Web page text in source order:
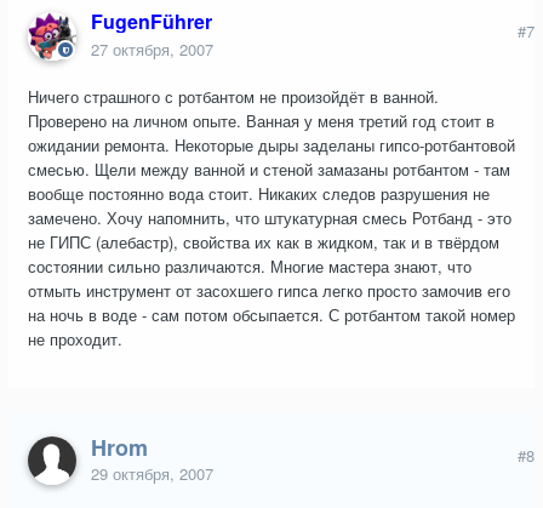
FugenFührer
27 октября, 2007
#7
Ничего страшного с ротбантом не произойдёт в ванной.
Проверено на личном опыте. Ванная у меня третий год стоит в
ожидании ремонта. Некоторые дыры заделаны гипсо-ротбантовой
смесью. Щели между ванной и стеной замазаны ротбантом - там
вообще постоянно вода стоит. Никаких следов разрушения не
замечено. Хочу напомнить, что штукатурная смесь Ротбанд - это
не ГИПС (алебастр), свойства их как в жидком, так и в твёрдом
состоянии сильно различаются. Многие мастера знают, что
отмыть инструмент от засохшего гипса легко просто замочив его
на ночь в воде - сам потом обсыпается. С ротбантом такой номер
не проходит.
Hrom
29 октября, 2007
#8